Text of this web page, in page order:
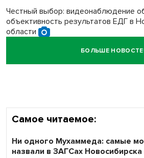
Честный выбор: видеонаблюдение
объективность результатов ЕДГ в
области
Кибертанки пошли в бой:
БОЛЬШЕ
Самое читаемое:
Ни одного Мухаммеда: самые
назвали в ЗАГСах Новосибирска